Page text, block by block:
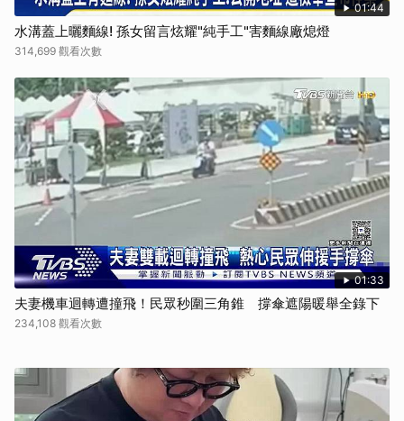
01:44
水溝蓋上曬麵線! 孫女留言炫耀"純手工"害麵線廠熄燈
314,699 觀看次數
01:33
夫妻機車迴轉遭撞飛！民眾秒圍三角錐 撐傘遮陽暖舉全錄下
234,108 觀看次數